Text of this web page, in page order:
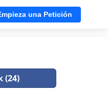
una Petición
(24)